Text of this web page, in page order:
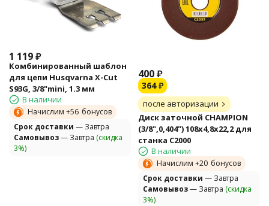
1 119₽
Комбинированный шаблон
для цепи Husqvarna X-Cut
S93G, 3/8"mini, 1.3 мм
В наличии
Начислим +56 бонусов
Cрок доставки — Завтра
Самовывоз— Завтра (скидка
3%)
400₽
364 ₽
после авторизации
Диск заточной CHAMPION
(3/8",0,404") 108х4,8х22,2 для
станка C2000
В наличии
Начислим +20 бонусов
Cрок доставки — Завтра
Самовывоз— Завтра (скидка
3%)